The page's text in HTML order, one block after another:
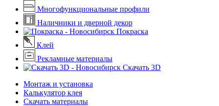
Многофункциональные профили
Наличники и дверной декор
Покраска
Клей
Рекламные материалы
Скачать 3D
Монтаж и установка
Калькулятор клея
Скачать материалы